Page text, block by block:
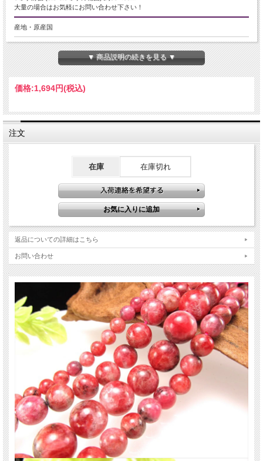
大量の場合はお気軽にお問い合わせ下さい！
産地・原産国
ブラジル産
グレードなど
-
ロードナイトシリカ【薔薇輝石】
商品説明
花を連想させるような明るいピンク色が、華やかで艶やかな色味をしています。
かって見える色味が、天然石らしさを物語っています。
女性の魅力を引き立てる美しいブレスレットとして、また、お守りとしてもオス
ロードナイトは友愛を象徴する石と云われています。
すべてを包み込むような愛のエネルギーをもち、友人や家族、その他の人々に対
して包容力と寛大な心を持って接することができるようサポートしてくれると云
われています。
また、肉体のエネルギーを活性化させ新陳代謝を促す力があり、怪我をした時の
細胞の再生や体の回復を助けるとも云われています。
ご注意事項
※サイズは目安です。 細かな誤差が出る場合があります。
※天然石ですので細かなカケや凹み、歪な部分やクラックなどがある場合があり
ます。
※連商品は一連状態での仕入れとなっておりますので歪な珠が含まれていること
※連商品は1連に付き最大で3珠ほど仕様の異なる珠が混ざっていることがありま
※天然石商品には色みに個体差があります。 また出来る限り自然な色みになるよ
う撮影を心がけておりますが、お使いのディスプレイ環境によって表示される色
みに差が出る場合があります。
ご了承ください。
関連キーワード
天然石 パワーストーン 海外直輸入 バイヤー厳選 プレゼント ギフト メンズ レデ
▼ 商品説明の続きを見る ▼
価格:1,694円(税込)
注文
在庫 在庫切れ
返品についての詳細はこちら
お問い合わせ